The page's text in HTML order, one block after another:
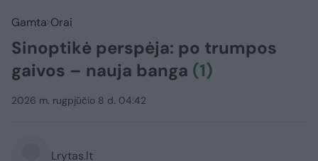
Gamta Orai
Sinoptikė perspėja: po trumpos
gaivos – nauja banga (1)
2026 m. rugpjūčio 8 d. 04:42
Lrytas.lt